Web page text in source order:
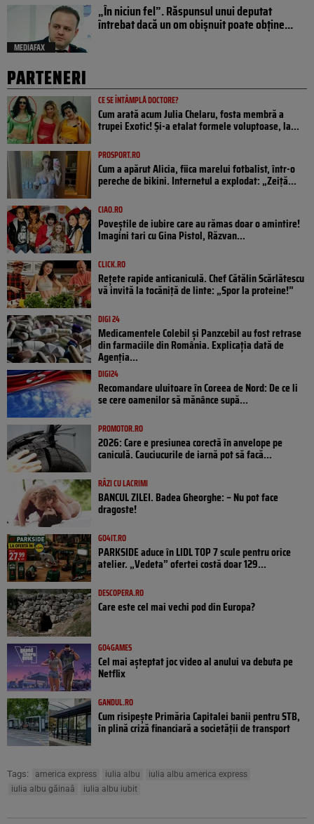
MEDIAFAX
„În niciun fel”. Răspunsul unui deputat
întrebat dacă un om obișnuit poate obține...
PARTENERI
CE SE ÎNTÂMPLĂ DOCTORE?
Cum arată acum Julia Chelaru, fosta membră a
trupei Exotic! Și-a etalat formele voluptoase, la...
PROSPORT.RO
Cum a apărut Alicia, fiica marelui fotbalist, într-o
pereche de bikini. Internetul a explodat: „Zeiță...
CIAO.RO
Poveştile de iubire care au rămas doar o amintire!
Imagini tari cu Gina Pistol, Răzvan...
CLICK.RO
Rețete rapide anticaniculă. Chef Cătălin Scărlătescu
vă invită la tocăniță de linte: „Spor la proteine!”
DIGI 24
Medicamentele Colebil și Panzcebil au fost retrase
din farmaciile din România. Explicația dată de
Agenția...
DIGI24
Recomandare uluitoare în Coreea de Nord: De ce li
se cere oamenilor să mănânce supă...
PROMOTOR.RO
2026: Care e presiunea corectă în anvelope pe
caniculă. Cauciucurile de iarnă pot să facă...
RÂZI CU LACRIMI
BANCUL ZILEI. Badea Gheorghe: – Nu pot face
dragoste!
GO4IT.RO
PARKSIDE aduce în LIDL TOP 7 scule pentru orice
atelier. „Vedeta” ofertei costă doar 129...
DESCOPERA.RO
Care este cel mai vechi pod din Europa?
GO4GAMES
Cel mai așteptat joc video al anului va debuta pe
Netflix
GANDUL.RO
Cum risipește Primăria Capitalei banii pentru STB,
în plină criză financiară a societății de transport
Tags: america express iulia albu
iulia albu america express
iulia albu găinaâ
iulia albu iubit